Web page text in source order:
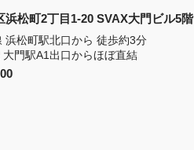
浜松町2丁目1-20 SVAX大門ビル5階
浜松町駅北口から 徒歩約3分
門駅A1出口からほぼ直結